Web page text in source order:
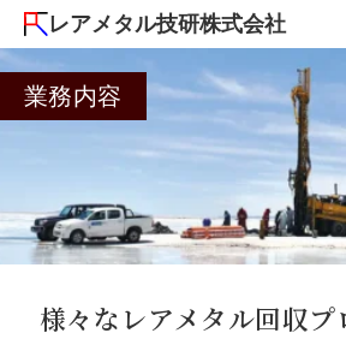
レアメタル技研株式会社
業務内容
様々なレアメタル回収